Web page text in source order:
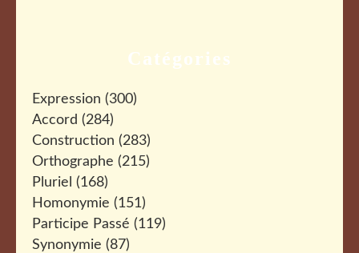
Catégories
Expression (300)
Accord (284)
Construction (283)
Orthographe (215)
Pluriel (168)
Homonymie (151)
Participe Passé (119)
Synonymie (87)